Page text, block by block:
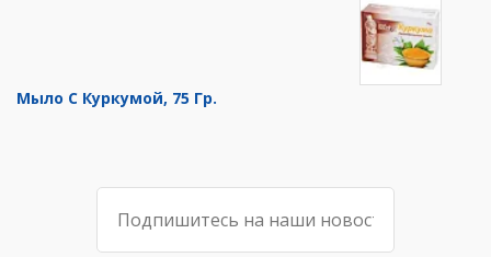
Мыло С Куркумой, 75 Гр.